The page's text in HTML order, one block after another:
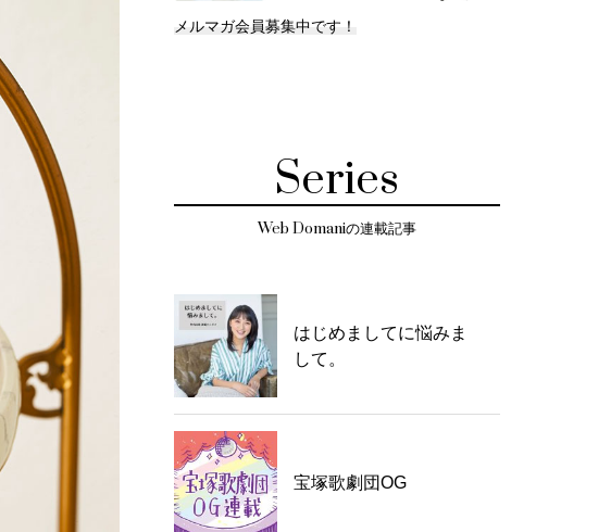
メルマガ会員募集中です！
Series
Web Domaniの連載記事
はじめましてに悩みま
して。
宝塚歌劇団OG